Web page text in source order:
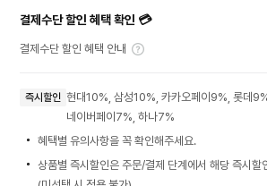
결제수단 할인 혜택 확인 💳
결제수단 할인 혜택 안내
즉시할인 현대10%, 삼성10%, 카카오페이9%, 롯데
네이버페이7%, 하나7%
혜택별 유의사항을 꼭 확인해주세요.
상품별 즉시할인은 주문/결제 단계에서 해당 즉시할